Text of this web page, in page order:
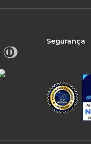
Segurança